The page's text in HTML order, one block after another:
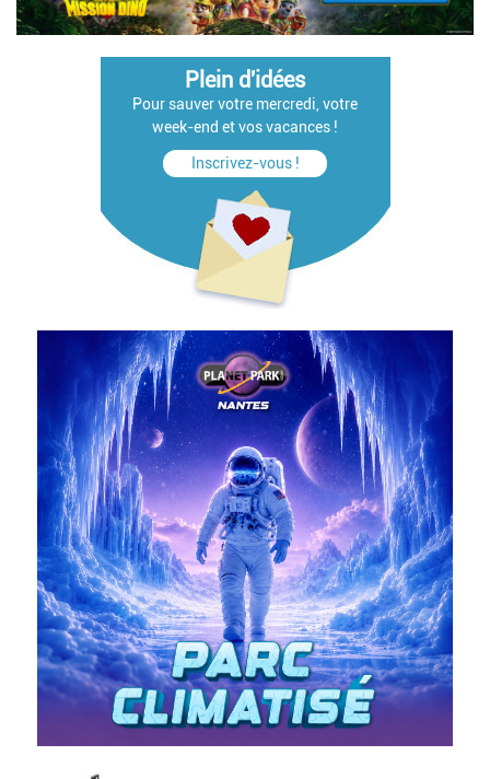
Plein d'idées
Pour sauver votre mercredi, votre
week-end et vos vacances !
Inscrivez-vous !